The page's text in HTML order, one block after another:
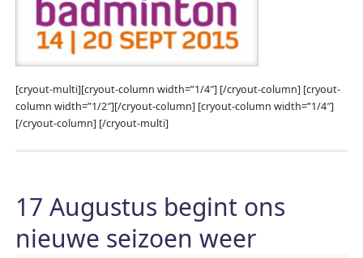
[cryout-multi][cryout-column width=”1/4″] [/cryout-column] [cryout-
column width=”1/2″][/cryout-column] [cryout-column width=”1/4″]
[/cryout-column] [/cryout-multi]
17 Augustus begint ons
nieuwe seizoen weer